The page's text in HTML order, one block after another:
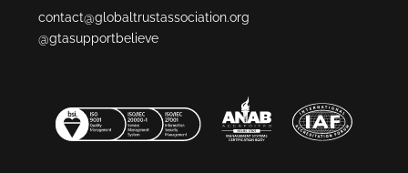
contact@globaltrustassociation.org
@gtasupportbelieve